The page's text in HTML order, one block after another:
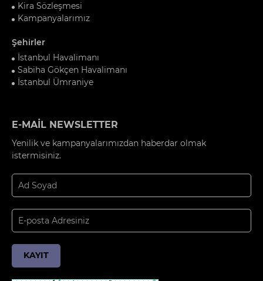
Kira Sözleşmesi
Kampanyalarımız
Şehirler
İstanbul Havalimanı
Sabiha Gökçen Havalimanı
İstanbul Ümraniye
E-MAİL NEWSLETTER
Yenilik ve kampanyalarımızdan haberdar olmak
istermisiniz.
KAYIT